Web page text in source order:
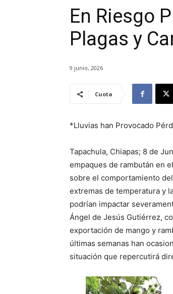
En Riesgo
Plagas y
9 junio, 2026
Cuota
*Lluvias han Provocado
Tapachula, Chiapas; 8 de
empaques de rambután en
sobre el comportamiento
extremas de temperatura y
podrían impactar
Ángel de Jesús Gutiérrez,
exportación de mango y
últimas semanas han
situación que repercutirá